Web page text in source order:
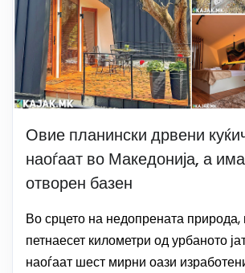
Овие планински дрвени
наоѓаат во Македонија, а
отворен базен
Во срцето на недопрената
петнаесет километри од урбаното
наоѓаат шест мирни оази